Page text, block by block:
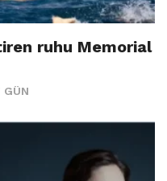
ruhu Memorial
GÜN